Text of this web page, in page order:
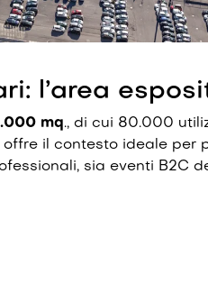
l’area
mq., di cui 80.000
il contesto ideale per
sia eventi B2C